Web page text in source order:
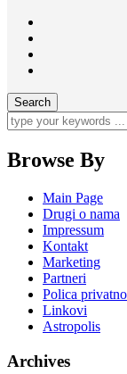
Browse By
Main Page
Drugi o nama
Impressum
Kontakt
Marketing
Partneri
Polica
Linkovi
Astropolis
Archives